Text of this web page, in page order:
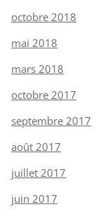
octobre 2018
mai 2018
mars 2018
octobre 2017
septembre 2017
août 2017
juillet 2017
juin 2017